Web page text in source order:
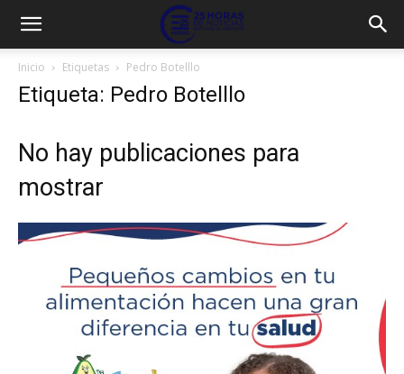
Inicio Etiquetas Pedro Botelllo
Etiqueta: Pedro Botelllo
No hay publicaciones para
mostrar